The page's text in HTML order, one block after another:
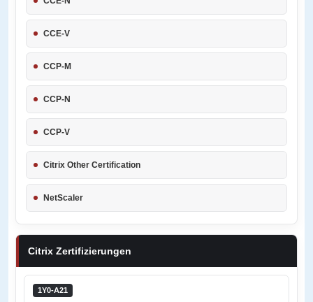
CCE-V
CCP-M
CCP-N
CCP-V
Citrix Other Certification
NetScaler
Citrix Zertifizierungen
1Y0-A21